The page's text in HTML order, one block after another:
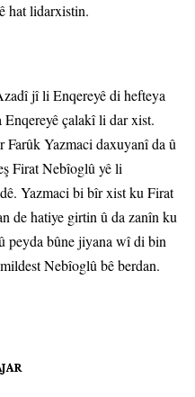
hat lidarxistin.
jî li Enqereyê di hefteya
çalakî li dar xist.
Farûk Yazmaci daxuyanî da û
Firat Nebîoglû yê li
Yazmaci bi bîr xist ku Firat
de hatiye girtin û da zanîn ku
peyda bûne jiyana wî di bin
Nebîoglû bê berdan.